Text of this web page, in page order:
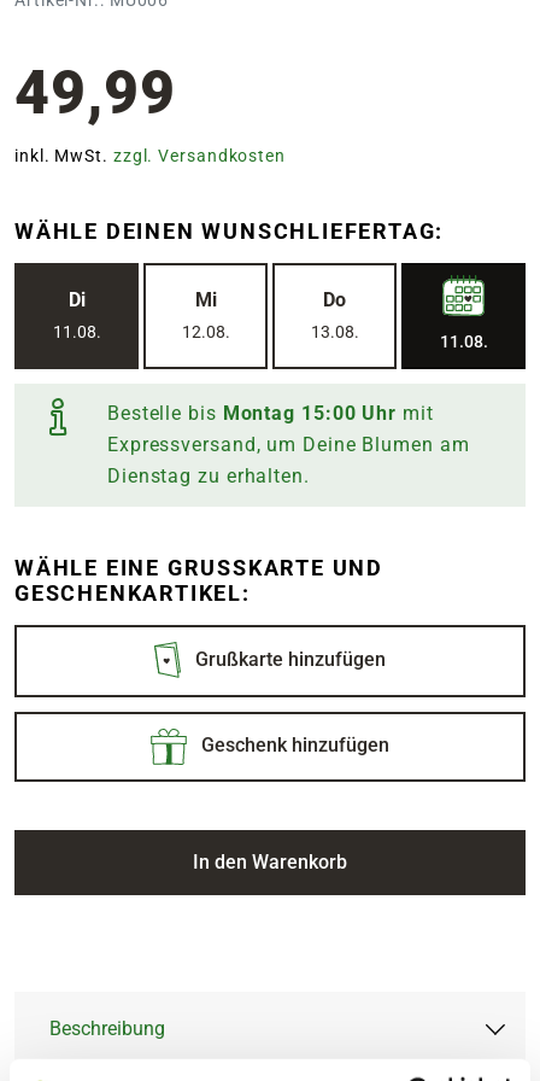
49,99
inkl. MwSt. zzgl. Versandkosten
WÄHLE DEINEN WUNSCHLIEFERTAG:
Di
11.08.
Mi
12.08.
Do
13.08.
11.08.
Bestelle bis Montag 15:00 Uhr mit
Expressversand, um Deine Blumen am
Dienstag zu erhalten.
WÄHLE EINE GRUSSKARTE UND G
ESCHENKARTIKEL:
Grußkarte hinzufügen
Geschenk hinzufügen
In den Warenkorb
Beschreibung